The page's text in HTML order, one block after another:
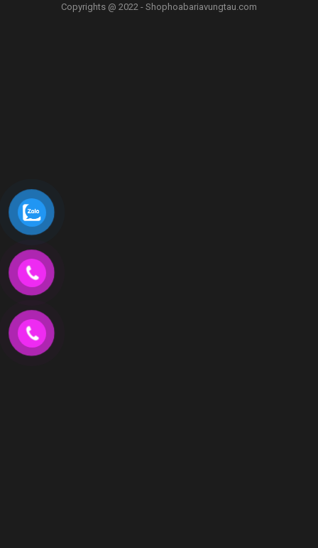
Copyrights @ 2022 - Shophoabariavungtau.com